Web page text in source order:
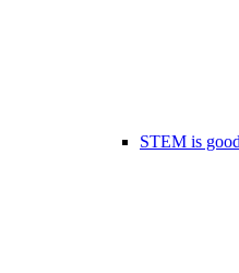
STEM is